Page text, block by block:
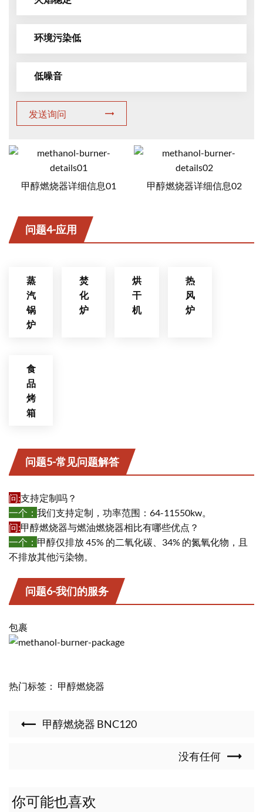
环境污染低
低噪音
发送询问
甲醇燃烧器详细信息01 甲醇燃烧器详细信息02
问题4-应用
蒸
汽
锅
炉
焚
化
炉
烘
干
机
热
风
炉
食
品
烤
箱
问题5-常见问题解答
问:支持定制吗？
一个： 我们支持定制，功率范围：64-11550kw。
问:甲醇燃烧器与燃油燃烧器相比有哪些优点？
一个： 甲醇仅排放 45% 的二氧化碳、34% 的氮氧化物，且
不排放其他污染物。
问题6-我们的服务
包裹
热门标签： 甲醇燃烧器
甲醇燃烧器 BNC120
没有任何
你可能也喜欢